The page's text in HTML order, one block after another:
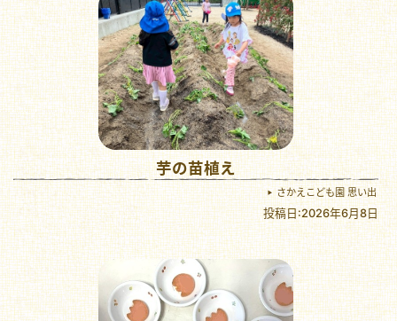
芋の苗植え
さかえこども園 思い出
投稿日:2026年6月8日